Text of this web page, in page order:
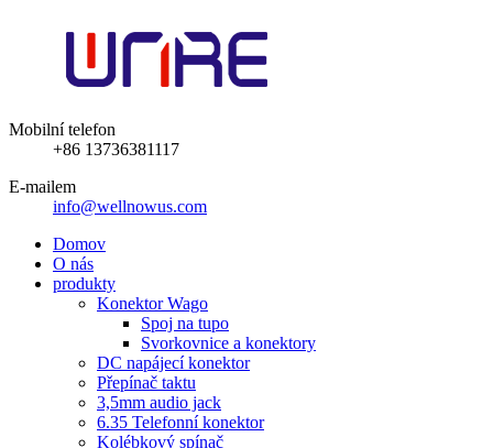
Mobilní telefon
+86 13736381117
E-mailem
info@wellnowus.com
Domov
O nás
produkty
Konektor Wago
Spoj na tupo
Svorkovnice a konektory
DC napájecí konektor
Přepínač taktu
3,5mm audio jack
6.35 Telefonní konektor
Kolébkový spínač